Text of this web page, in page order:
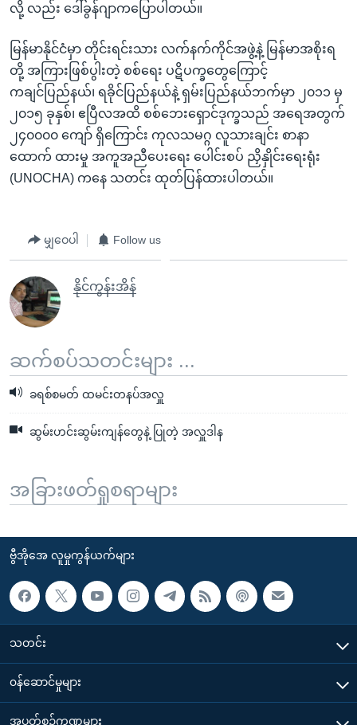
လို့ လည်း ဒေါ်ခွန်ဂျာကပြောပါတယ်။
မြန်မာနိုင်ငံမှာ တိုင်းရင်းသား လက်နက်ကိုင်အဖွဲ့နဲ့ မြန်မာအစိုးရ
တို့ အကြားဖြစ်ပွါးတဲ့ စစ်ရေး ပဋိပက္ခတွေကြောင့်
ကချင်ပြည်နယ်၊ ရခိုင်ပြည်နယ်နဲ့ ရှမ်းပြည်နယ်ဘက်မှာ ၂၀၁၁ မှ
၂၀၁၅ ခုနှစ်၊ ဧပြီလအထိ စစ်ဘေးရှောင်ဒုက္ခသည် အရေအတွက်
၂၄၀၀၀၀ ကျော် ရှိကြောင်း ကုလသမဂ္ဂ လူသားချင်း စာနာ
ထောက် ထားမှု အကူအညီပေးရေး ပေါင်းစပ် ညှိနှိုင်းရေးရုံး
(UNOCHA) ကနေ သတင်း ထုတ်ပြန်ထားပါတယ်။
မျှဝေပါ Follow us
နိုင်ကွန်းအိန်
ဆက်စပ်သတင်းများ ...
ခရစ်စမတ် ထမင်းတနပ်အလှူ
ဆွမ်းဟင်းဆွမ်းကျန်တွေနဲ့ ပြုတဲ့ အလှူဒါန
အခြားဖတ်ရှုစရာများ
ဗွီအိုအေ လူမှုကွန်ယက်များ
သတင်း
၀န်ဆောင်မှုများ
အပတ်စဉ်ကဏ္ဍများ